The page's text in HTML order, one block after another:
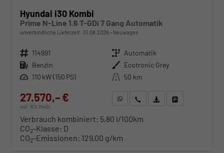
Hyundai i30 Kombi
Prime N-Line 1.6 T-GDi 7 Gang Automatik
unverbindliche Lieferzeit: 31.08.2026 Neuwagen
Fahrzeugnr. 114991 Getriebe Automatik
Kraftstoff Benzin Außenfarbe Ecotronic Grey
Leistung 110 kW (150 PS) Kilometerstand 50 km
27.570,– €
incl. 19% MwSt.
WhatsApp anfragen
Wir rufen Sie anFahrzeugexposé (PDF)
Verbrauch kombiniert: 5,80 l/100km
CO2-Klasse: D
CO2-Emissionen: 129,00 g/km